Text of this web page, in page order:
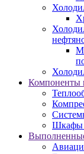
Компоненты
Шкафы